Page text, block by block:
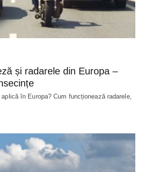
și radarele din Europa –
în Europa? Cum funcționează radarele,